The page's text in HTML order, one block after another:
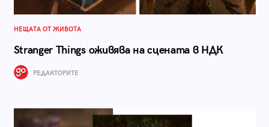
НЕЩАТА ОТ ЖИВОТА
Stranger Things оживява на сцената в НДК
РЕДАКТОРИТЕ